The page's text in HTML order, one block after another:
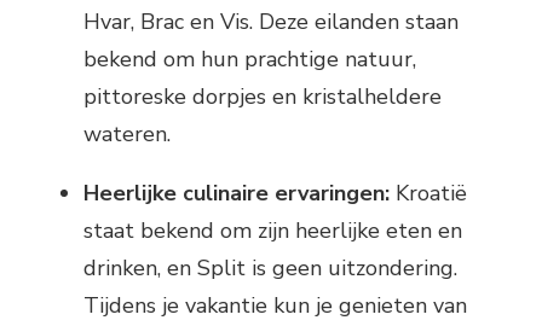
Hvar, Brac en Vis. Deze eilanden staan
bekend om hun prachtige natuur,
pittoreske dorpjes en kristalheldere
wateren.
Heerlijke culinaire ervaringen: Kroatië
staat bekend om zijn heerlijke eten en
drinken, en Split is geen uitzondering.
Tijdens je vakantie kun je genieten van